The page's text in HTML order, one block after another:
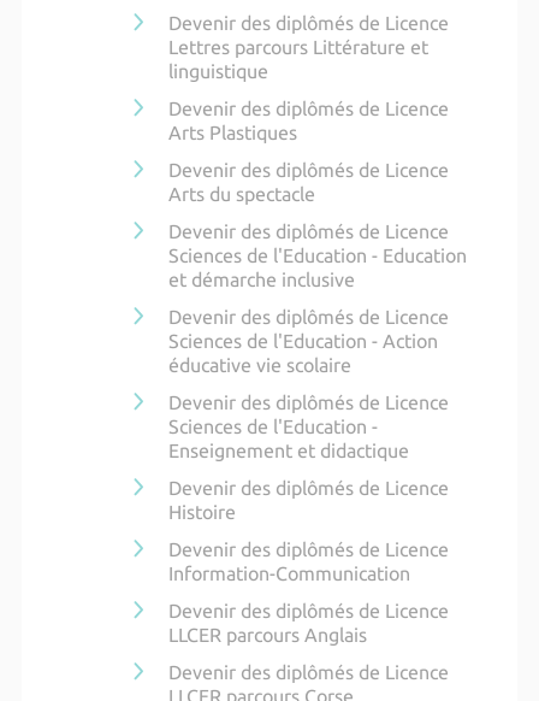
Devenir des diplômés de Licence
Lettres parcours Littérature et
linguistique
Devenir des diplômés de Licence
Arts Plastiques
Devenir des diplômés de Licence
Arts du spectacle
Devenir des diplômés de Licence
Sciences de l'Education - Education
et démarche inclusive
Devenir des diplômés de Licence
Sciences de l'Education - Action
éducative vie scolaire
Devenir des diplômés de Licence
Sciences de l'Education -
Enseignement et didactique
Devenir des diplômés de Licence
Histoire
Devenir des diplômés de Licence
Information-Communication
Devenir des diplômés de Licence
LLCER parcours Anglais
Devenir des diplômés de Licence
LLCER parcours Corse